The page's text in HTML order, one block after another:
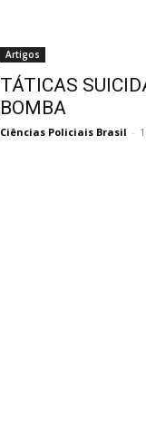
Artigos
TÁTICAS
BOMBA
Ciências Policiais Brasil -